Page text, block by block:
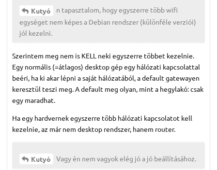
Kutyó
n tapasztalom, hogy egyszerre több wifi
egységet nem képes a Debian rendszer (különféle verziói)
jól kezelni.
Szerintem meg nem is KELL neki egyszerre többet kezelnie.
Egy normális (=átlagos) desktop gép egy hálózati kapcsolattal
beéri, ha ki akar lépni a saját hálózatából, a default gatewayen
keresztül teszi meg. A default meg olyan, mint a hegylakó: csak
egy maradhat.
Ha egy hardvernek egyszerre több hálózati kapcsolatot kell
kezelnie, az már nem desktop rendszer, hanem router.
Kutyó Vagy én nem vagyok elég jó a jó beállításához.